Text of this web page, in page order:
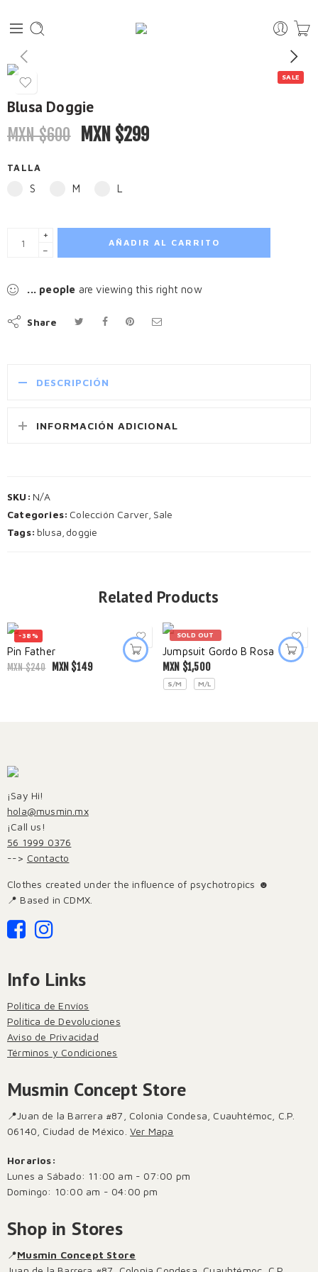
SALE
Blusa Doggie
MXN $600 MXN $299
TALLA
S M L
+
−
AÑADIR AL CARRITO
... people are viewing this right now
Share
DESCRIPCIÓN
INFORMACIÓN ADICIONAL
SKU: N/A
Categories: Colección Carver Sale
Tags: blusa doggie
Related Products
-38%
Pin Father
MXN $240 MXN $149
SOLD OUT
Jumpsuit Gordo B Rosa
MXN $1,500
S/M M/L
¡Say Hi!
hola@musmin.mx
¡Call us!
56 1999 0376
--> Contacto
Clothes created under the influence of psychotropics ☻
📍 Based in CDMX.
Info Links
Política de Envíos
Política de Devoluciones
Aviso de Privacidad
Términos y Condiciones
Musmin Concept Store
📍Juan de la Barrera #87, Colonia Condesa, Cuauhtémoc, C.P.
06140, Ciudad de México. Ver Mapa
Horarios:
Lunes a Sábado: 11:00 am - 07:00 pm
Domingo: 10:00 am - 04:00 pm
Shop in Stores
📍Musmin Concept Store